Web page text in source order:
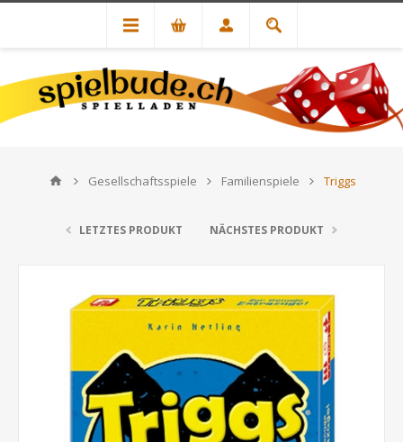
Gesellschaftsspiele Familienspiele Triggs
LETZTES PRODUKT NÄCHSTES PRODUKT